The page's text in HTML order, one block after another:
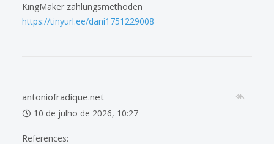
KingMaker zahlungsmethoden
https://tinyurl.ee/dani1751229008
antoniofradique.net
10 de julho de 2026, 10:27
References: